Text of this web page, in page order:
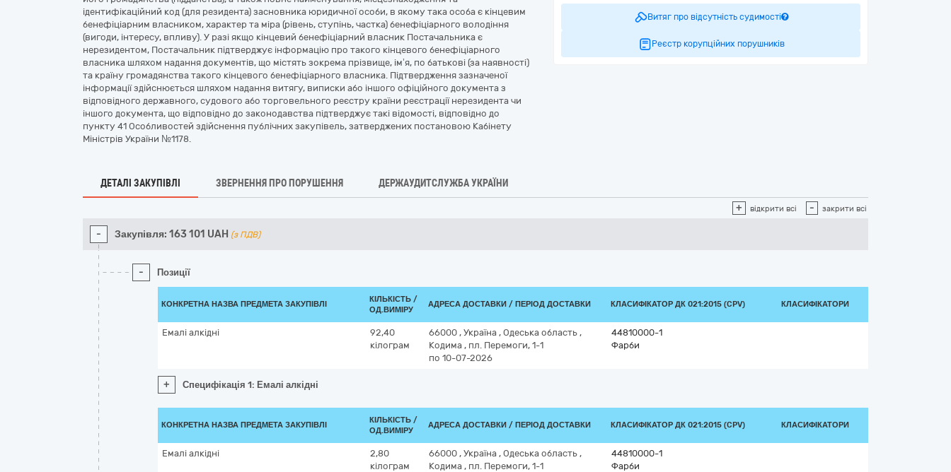
ідентифікаційний код (для резидента) засновника юридичної особи, в якому така особа є кінцевим
бенефіціарним власником, характер та міра (рівень, ступінь, частка) бенефіціарного володіння
(вигоди, інтересу, впливу). У разі якщо кінцевий бенефіціарний власник Постачальника є
нерезидентом, Постачальник підтверджує інформацію про такого кінцевого бенефіціарного
власника шляхом надання документів, що містять зокрема прізвище, ім’я, по батькові (за наявності)
та країну громадянства такого кінцевого бенефіціарного власника. Підтвердження зазначеної
інформації здійснюється шляхом надання витягу, виписки або іншого офіційного документа з
відповідного державного, судового або торговельного реєстру країни реєстрації нерезидента чи
іншого документа, що відповідно до законодавства підтверджує такі відомості, відповідно до
пункту 41 Особливостей здійснення публічних закупівель, затверджених постановою Кабінету
Міністрів України №1178.
Витяг про відсутність судимості
Реєстр корупційних порушників
ДЕТАЛІ ЗАКУПІВЛІ ЗВЕРНЕННЯ ПРО ПОРУШЕННЯ ДЕРЖАУДИТСЛУЖБА УКРАЇНИ
+ відкрити всі - закрити всі
- Закупівля: 163 101 UAH (з ПДВ)
- Позиції
КОНКРЕТНА НАЗВА ПРЕДМЕТА ЗАКУПІВЛІ
КІЛЬКІСТЬ /
ОД.ВИМІРУ
АДРЕСА ДОСТАВКИ / ПЕРІОД ДОСТАВКИ КЛАСИФІКАТОР ДК 021:2015 (CPV) КЛАСИФІКАТОРИ
Емалі алкідні
92,40
кілограм
66000 , Україна , Одеська область ,
Кодима , пл. Перемоги, 1-1
по 10-07-2026
44810000-1
Фарби
+ Специфікація 1: Емалі алкідні
КОНКРЕТНА НАЗВА ПРЕДМЕТА ЗАКУПІВЛІ
КІЛЬКІСТЬ /
ОД.ВИМІРУ
АДРЕСА ДОСТАВКИ / ПЕРІОД ДОСТАВКИ КЛАСИФІКАТОР ДК 021:2015 (CPV) КЛАСИФІКАТОРИ
Емалі алкідні
2,80
кілограм
66000 , Україна , Одеська область ,
Кодима , пл. Перемоги, 1-1
44810000-1
Фарби